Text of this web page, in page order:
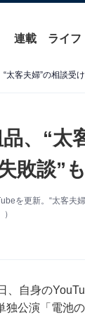
連載 ライフ
太客夫婦”の相談受
、“太
敗談”
を更新。“太客夫
自身の
公演「電池